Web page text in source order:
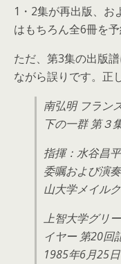
1・2集が再出版、お
はもちろん全6冊を
ただ、第3集の出版
ながら誤りです。正
南弘明 フラン
下の一群 第３
指揮：水谷昌
委嘱および演
山大学メイル
上智大学グリ
イヤー 第20回
1985年6月25